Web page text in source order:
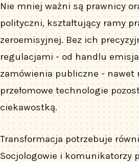
Nie mniej ważni są prawnicy
polityczni, kształtujący ramy
zeroemisyjnej. Bez ich
regulacjami - od handlu
zamówienia publiczne - nawet
przełomowe technologie
ciekawostką.
Transformacja potrzebuje
Socjologowie i komunikatorzy